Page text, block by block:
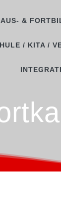
AUS- &
/ KITA /